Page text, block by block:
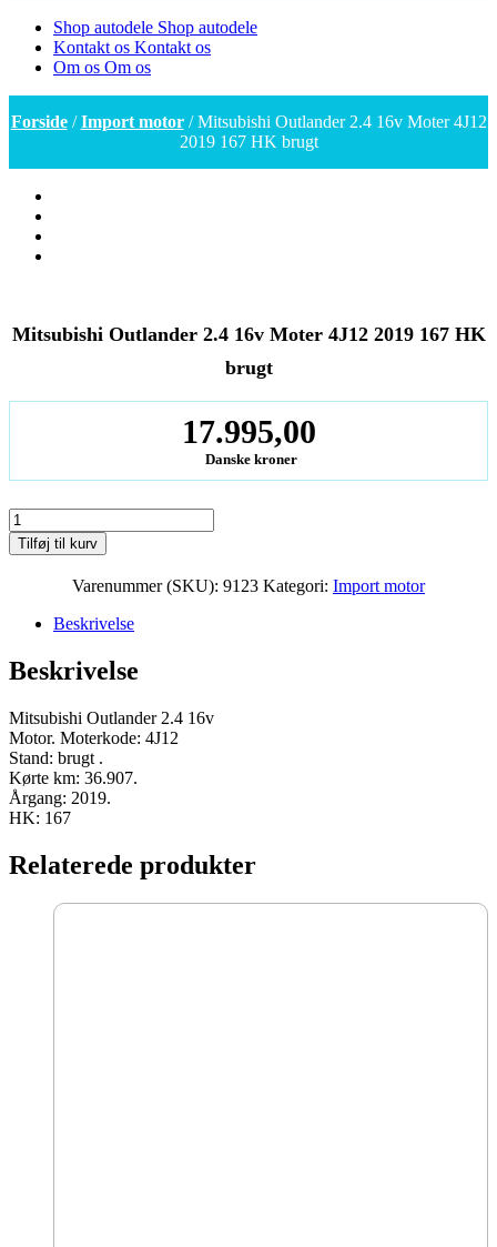
Shop autodele Shop autodele
Kontakt os Kontakt os
Om os Om os
Forside/Import motor/ Mitsubishi Outlander 2.4 16v Moter 4J12
2019 167 HK brugt
Mitsubishi Outlander 2.4 16v Moter 4J12 2019 167 HK
brugt
17.995,00
Danske kroner
Mitsubishi
Outlander
2.4
HK
antal
Tilføj til kurv
Varenummer (SKU): 9123 Kategori: Import motor
Beskrivelse
Beskrivelse
Mitsubishi Outlander 2.4 16v
Motor. Moterkode: 4J12
Stand: brugt .
Kørte km: 36.907.
Årgang: 2019.
HK: 167
Relaterede produkter